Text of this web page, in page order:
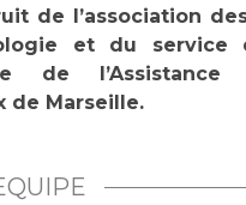
à l'hôpital
l'hôpital
de l’association
et du service
de
de Marseille.